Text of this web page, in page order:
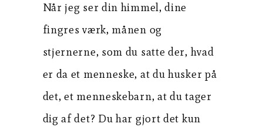
Når jeg ser din himmel, dine
fingres værk, månen og
stjernerne, som du satte der, hvad
er da et menneske, at du husker på
det, et menneskebarn, at du tager
dig af det? Du har gjort det kun